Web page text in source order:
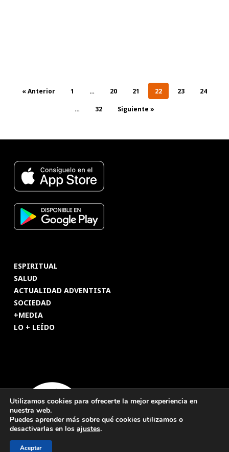
« Anterior 1 … 20 21 22 23 24
… 32 Siguiente »
ESPIRITUAL
SALUD
ACTUALIDAD ADVENTISTA
SOCIEDAD
+MEDIA
LO + LEÍDO
Utilizamos cookies para ofrecerte la mejor experiencia en
nuestra web.
Puedes aprender más sobre qué cookies utilizamos o
desactivarlas en los ajustes.
Aceptar